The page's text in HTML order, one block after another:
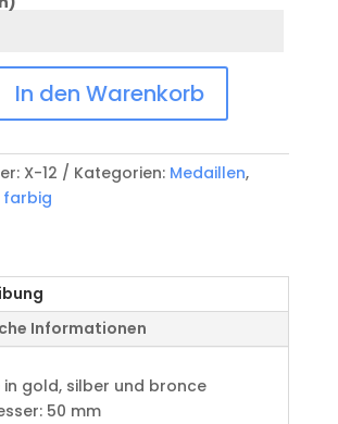
In den Warenkorb
X-12 Kategorien: Medaillen,
farbig
Informationen
in gold, silber und bronce
50 mm